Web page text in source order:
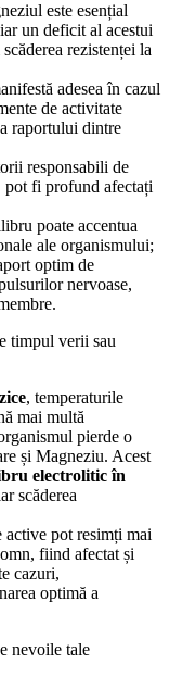
este esențial
un deficit al acestui
rezistenței la
adesea în cazul
de activitate
raportului dintre
responsabili de
pot fi profund afectați
poate accentua
ale organismului;
optim de
nervoase,
timpul verii sau
, temperaturile
mai multă
pierde o
și Magneziu. Acest
electrolitic în
scăderea
active pot resimți mai
fiind afectat și
cazuri,
optimă a
nevoile tale